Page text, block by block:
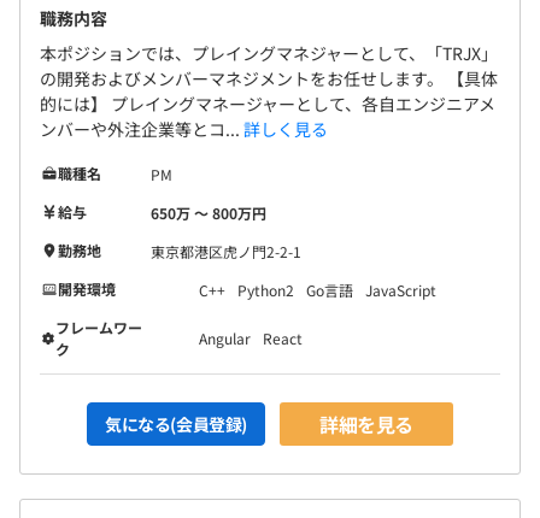
職務内容
本ポジションでは、プレイングマネジャーとして、「TRJX」
の開発およびメンバーマネジメントをお任せします。 【具体
的には】 プレイングマネージャーとして、各自エンジニアメ
ンバーや外注企業等とコ... 詳しく見る
職種名
PM
給与
650万 〜 800万円
勤務地
東京都港区虎ノ門2-2-1
開発環境
C++ Python2 Go言語 JavaScript
フレームワー
ク
Angular React
気になる(会員登録) 詳細を見る